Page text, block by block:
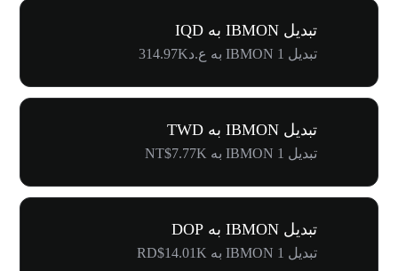
تبدیل IBMON به IQD
تبدیل 1 IBMON به ع.د314.97K
تبدیل IBMON به TWD
تبدیل 1 IBMON به NT$7.77K
تبدیل IBMON به DOP
تبدیل 1 IBMON به RD$14.01K